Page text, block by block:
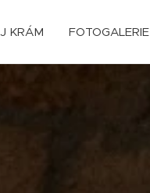
KRÁM FOTOGALERIE